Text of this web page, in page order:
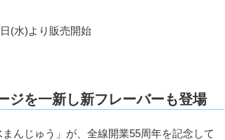
(水)より販売開始
ジを一新し新フレーバーも登場
んじゅう」が、全線開業55周年を記念して